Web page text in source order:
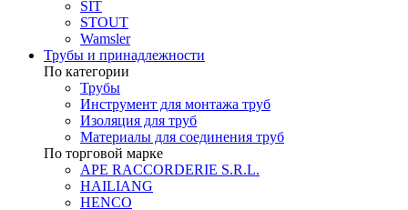
SIT
STOUT
Wamsler
Трубы и принадлежности
По категории
Трубы
Инструмент для монтажа труб
Изоляция для труб
Материалы для соединения труб
По торговой марке
APE RACCORDERIE S.R.L.
HAILIANG
HENCO